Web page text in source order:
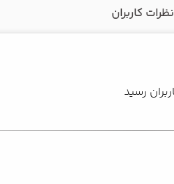
نظرات کاربران